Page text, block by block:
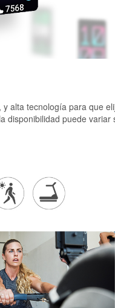
alta tecnología para que
disponibilidad puede variar